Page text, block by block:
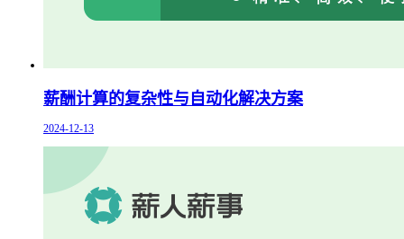
薪酬计算的复杂性与自动化解决方案
2024-12-13